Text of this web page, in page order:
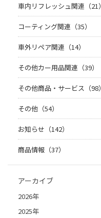
車内リフレッシュ関連（21）
コーティング関連（35）
車外リペア関連（14）
その他カー用品関連（39）
その他商品・サービス（98）
その他（54）
お知らせ（142）
商品情報（37）
アーカイブ
2026年
2025年